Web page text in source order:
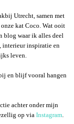
Utrecht, samen met
kat Coco. Wat ooit
blog waar ik alles deel
interieur inspiratie en
leven.
en blijf vooral hangen
achter onder mijn
op viaInstagram.